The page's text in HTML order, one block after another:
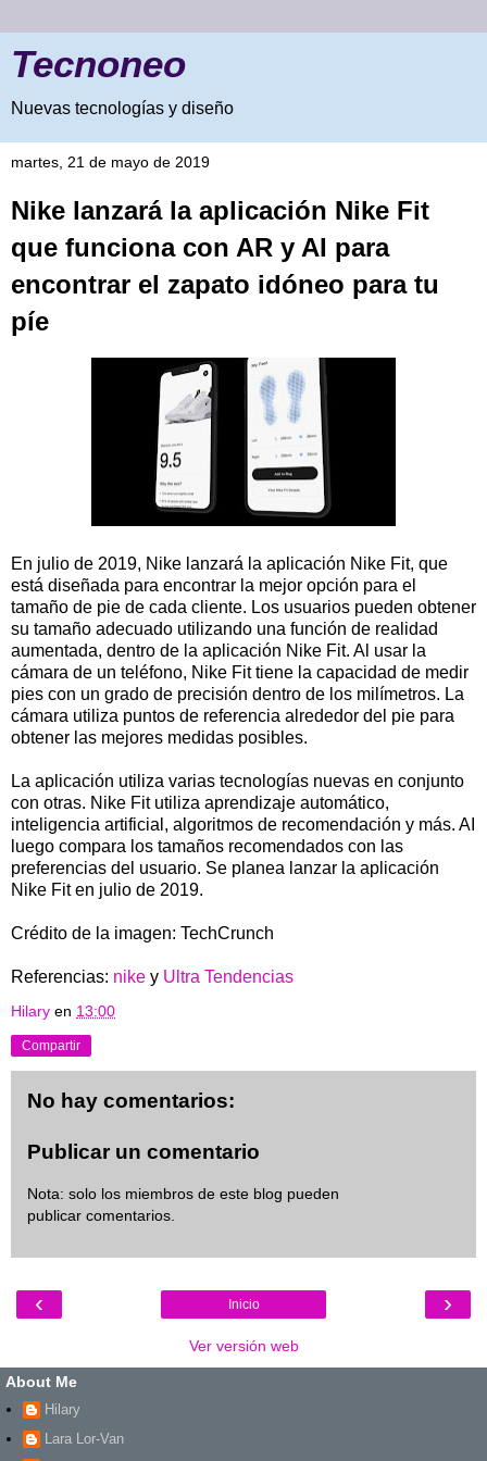
Tecnoneo
Nuevas tecnologías y diseño
martes, 21 de mayo de 2019
Nike lanzará la aplicación Nike Fit
que funciona con AR y AI para
encontrar el zapato idóneo para tu
píe
En julio de 2019, Nike lanzará la aplicación Nike Fit, que
está diseñada para encontrar la mejor opción para el
tamaño de pie de cada cliente. Los usuarios pueden obtener
su tamaño adecuado utilizando una función de realidad
aumentada, dentro de la aplicación Nike Fit. Al usar la
cámara de un teléfono, Nike Fit tiene la capacidad de medir
pies con un grado de precisión dentro de los milímetros. La
cámara utiliza puntos de referencia alrededor del pie para
obtener las mejores medidas posibles.
La aplicación utiliza varias tecnologías nuevas en conjunto
con otras. Nike Fit utiliza aprendizaje automático,
inteligencia artificial, algoritmos de recomendación y más. AI
luego compara los tamaños recomendados con las
preferencias del usuario. Se planea lanzar la aplicación
Nike Fit en julio de 2019.
Crédito de la imagen: TechCrunch
Referencias: nike y Ultra Tendencias
Hilary en 13:00
Compartir
No hay comentarios:
Publicar un comentario
Nota: solo los miembros de este blog pueden
publicar comentarios.
‹ ›
Inicio
Ver versión web
About Me
Hilary
Lara Lor-Van